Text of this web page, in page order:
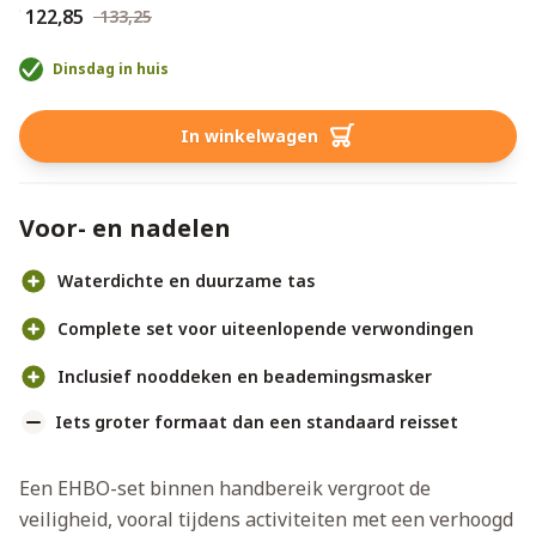
€ 122,85 € 133,25
Dinsdag in huis
In winkelwagen
Voor- en nadelen
Waterdichte en duurzame tas
Complete set voor uiteenlopende verwondingen
Inclusief nooddeken en beademingsmasker
Iets groter formaat dan een standaard reisset
Een EHBO-set binnen handbereik vergroot de
veiligheid, vooral tijdens activiteiten met een verhoogd